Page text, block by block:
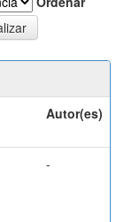
Autor(es)
-